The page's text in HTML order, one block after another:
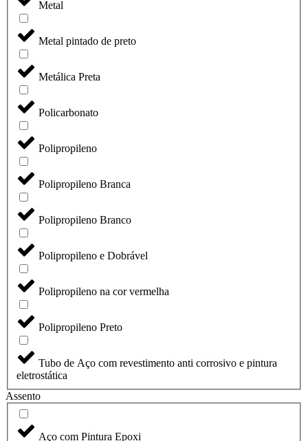
Metal
Metal pintado de preto
Metálica Preta
Policarbonato
Polipropileno
Polipropileno Branca
Polipropileno Branco
Polipropileno e Dobrável
Polipropileno na cor vermelha
Polipropileno Preto
Tubo de Aço com revestimento anti corrosivo e pintura
eletrostática
Assento
Aço com Pintura Epoxi